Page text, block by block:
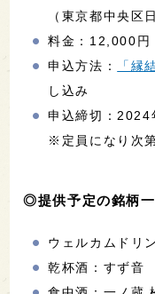
（東京都中央区
料金：12,000円
申込方法：
「縁
し込み
申込締切：
※定員になり次
◎提供予定の銘柄
ウェルカムドリ
乾杯酒：すず音